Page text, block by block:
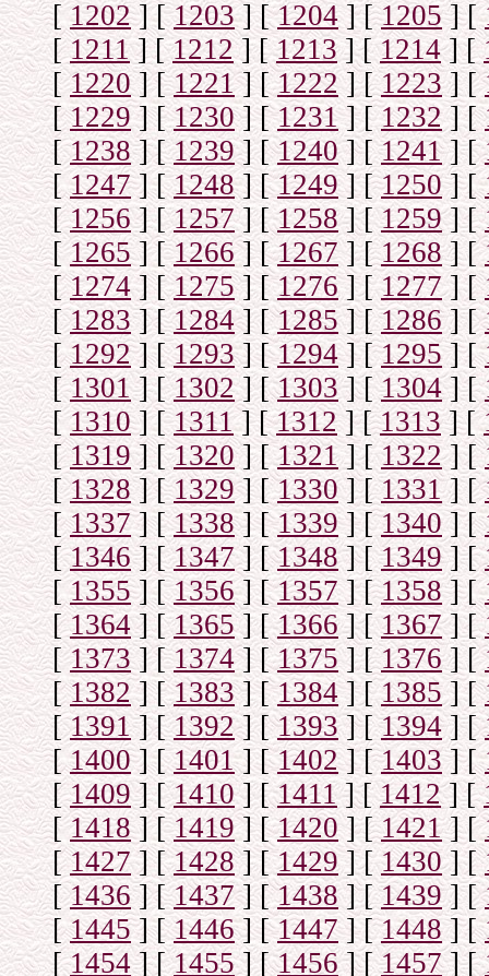
[1202] [1203] [1204] [1205] [
[1211] [1212] [1213] [1214] [
[1220] [1221] [1222] [1223] [
[1229] [1230] [1231] [1232] [
[1238] [1239] [1240] [1241] [
[1247] [1248] [1249] [1250] [
[1256] [1257] [1258] [1259] [
[1265] [1266] [1267] [1268] [
[1274] [1275] [1276] [1277] [
[1283] [1284] [1285] [1286] [
[1292] [1293] [1294] [1295] [
[1301] [1302] [1303] [1304] [
[1310] [1311] [1312] [1313] [
[1319] [1320] [1321] [1322] [
[1328] [1329] [1330] [1331] [
[1337] [1338] [1339] [1340] [
[1346] [1347] [1348] [1349] [
[ 1355] [1356] [1357] [1358] [
[1364] [1365] [1366] [1367] [
[1373] [1374] [1375 ] [1376] [
[1382] [1383] [1384] [1385] [
[1391] [1392] [1393] [1394] [
[1400] [1401] [1402] [1403] [
[1409] [1410] [1411] [1412] [
[1418] [1419] [1420 ] [1421] [
[1427] [1428] [1429] [1430] [
[1436] [1437] [1438] [1439] [
[1445] [1446] [1447] [1448] [
[1454] [1455] [1456] [1457] [